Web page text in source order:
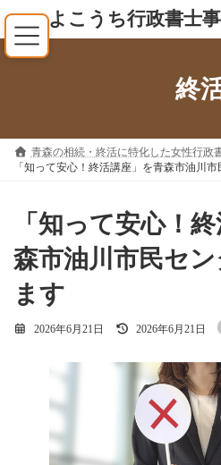
コ
テ
ナ
ゲ
よこうち行政
終
青森の相続・終活に特化した女性行政
「知って安心！終活講座」を青森市油川
「知って安心！
森市油川市民セ
ます
2026年6月21日
最
日
時
:
2026年6月21日